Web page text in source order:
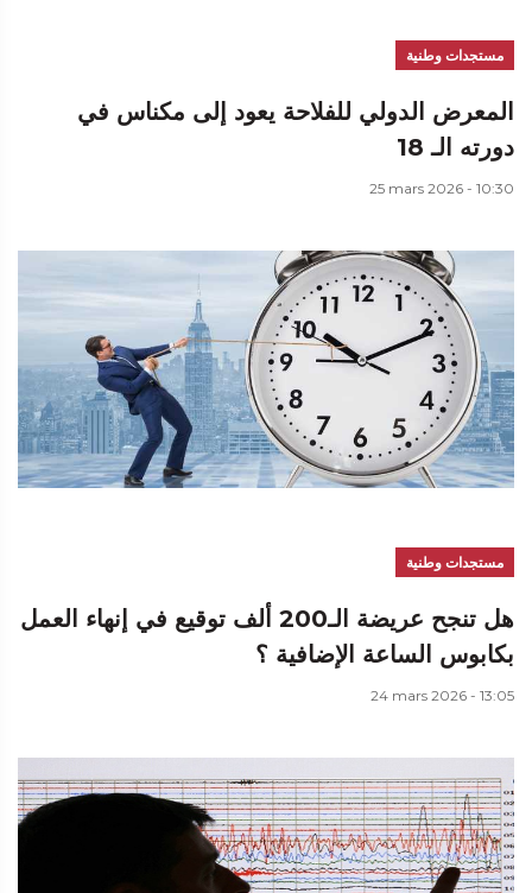
مستجدات وطنية
المعرض الدولي للفلاحة يعود إلى مكناس في
دورته الـ 18
25 mars 2026 - 10:30
مستجدات وطنية
هل تنجح عريضة الـ200 ألف توقيع في إنهاء العمل
بكابوس الساعة الإضافية ؟
24 mars 2026 - 13:05